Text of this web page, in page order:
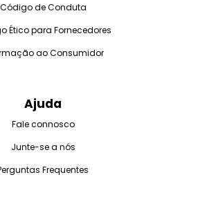
Código de Conduta
Ético para Fornecedores
ao Consumidor
Ajuda
Fale connosco
Junte-se a nós
Frequentes